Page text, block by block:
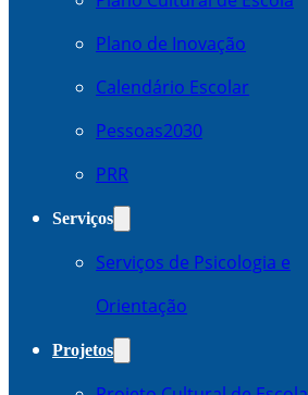
Plano de Inovação
Calendário Escolar
Pessoas2030
PRR
Serviços
Serviços de Psicologia e
Orientação
Projetos